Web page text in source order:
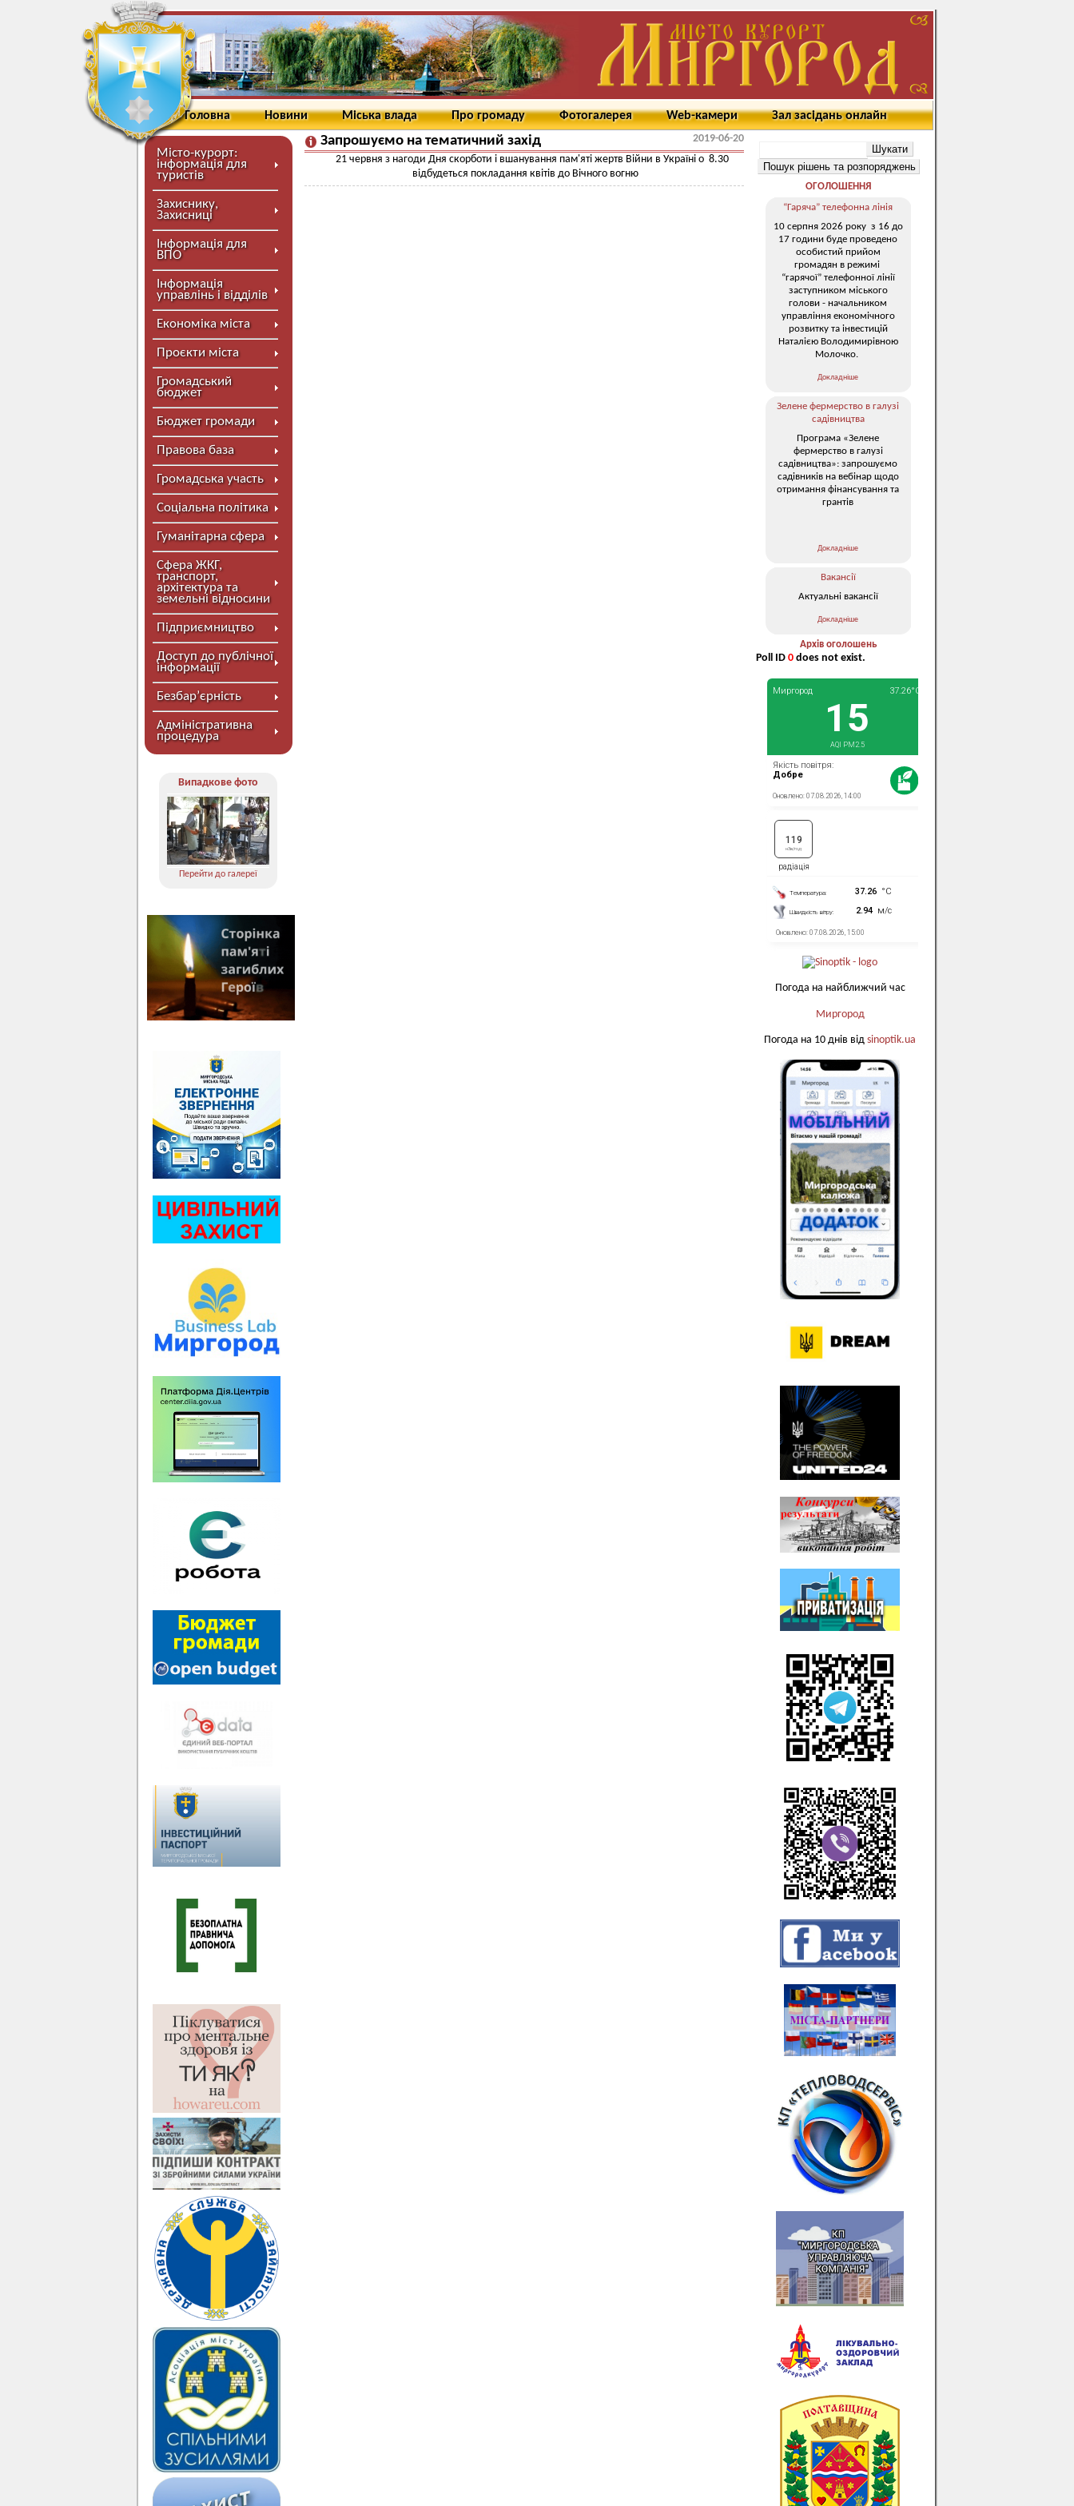
Головна Новини Міська влада Про громаду Фотогалерея Web-камери Зал засідань онлайн
Місто-курорт:
інформація для
туристів
Захиснику,
Захисниці
Інформація для
ВПО
Інформація
управлінь і відділів
Економіка міста
Проєкти міста
Громадський
бюджет
Бюджет громади
Правова база
Громадська участь
Соціальна політика
Гуманітарна сфера
Сфера ЖКГ,
транспорт,
архітектура та
земельні відносини
Підприємництво
Доступ до публічної
інформації
Безбар’єрність
Адміністративна
процедура
Випадкове фото
Перейти до галереї
Запрошуємо на тематичний захід
2019-06-20
21 червня з нагоди Дня скорботи і вшанування пам'яті жертв Війни в Україні о 8.30
відбудеться покладання квітів до Вічного вогню
ОГОЛОШЕННЯ
“Гаряча” телефонна лінія
10 серпня 2026 року з 16 до
17 години буде проведено
особистий прийом
громадян в режимі
“гарячої” телефонної лінії
заступником міського
голови - начальником
управління економічного
розвитку та інвестицій
Наталією Володимирівною
Молочко.
Докладніше
Зелене фермерство в галузі
садівництва
Програма «Зелене
фермерство в галузі
садівництва»: запрошуємо
садівників на вебінар щодо
отримання фінансування та
грантів
Докладніше
Вакансії
Актуальні вакансії
Докладніше
Архів оголошень
Poll ID 0 does not exist.
Погода на найближчий час
Миргород
Погода на 10 днів від sinoptik.ua